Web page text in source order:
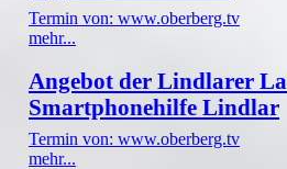
Termin von: www.oberberg.tv
mehr...
Angebot der Lindlarer
Smartphonehilfe Lindlar
Termin von: www.oberberg.tv
mehr...